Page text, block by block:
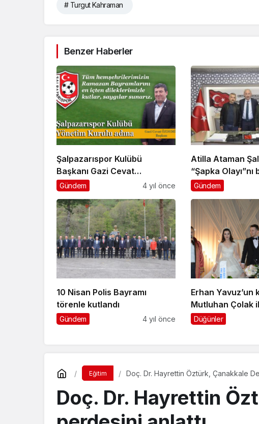
# Turgut Kahraman
Benzer Haberler
Şalpazarıspor Kulübü
Başkanı Gazi Cevat
Özdemir’den Ramazan
Gündem 4 yıl önce
Atilla Ataman
“Şapka Olayı”nı
Gündem
10 Nisan Polis Bayramı
törenle kutlandı
Gündem 4 yıl önce
Erhan Yavuz’un
Mutluhan Çolak
evine girdi
Düğünler
Eğitim Doç. Dr. Hayrettin Öztürk, Çanakkale
Doç. Dr. Hayrettin